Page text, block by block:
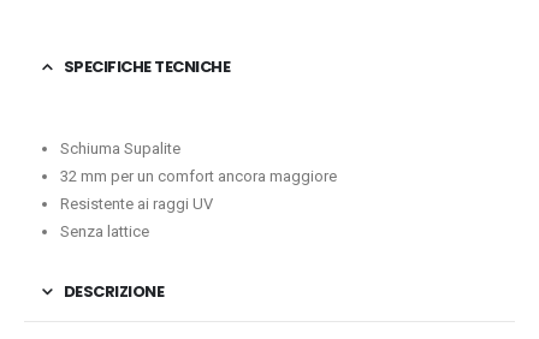
SPECIFICHE TECNICHE
Schiuma Supalite
32 mm per un comfort ancora maggiore
Resistente ai raggi UV
Senza lattice
DESCRIZIONE